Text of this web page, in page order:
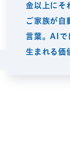
金以上にそ
ご家族が自
言葉。AIで
生まれる価